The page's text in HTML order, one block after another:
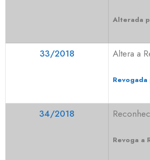
Alterada
33/2018 Altera a
34/2018
Revoga a